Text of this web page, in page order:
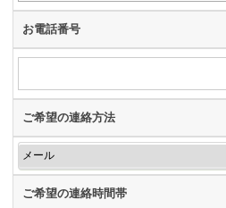
お電話番号
ご希望の連絡方法
ご希望の連絡時間帯